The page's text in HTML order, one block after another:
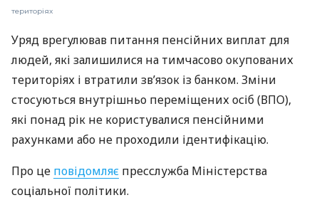
територіях
Уряд врегулював питання пенсійних виплат для
людей, які залишилися на тимчасово окупованих
територіях і втратили зв’язок із банком. Зміни
стосуються внутрішньо переміщених осіб (ВПО),
які понад рік не користувалися пенсійними
рахунками або не проходили ідентифікацію.
Про це повідомляє пресслужба Міністерства
соціальної політики.